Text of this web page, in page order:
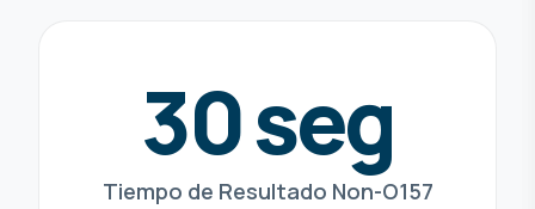
30 seg
Tiempo de Resultado Non-O157